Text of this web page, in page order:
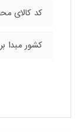
کد کالای
کشور مبدا